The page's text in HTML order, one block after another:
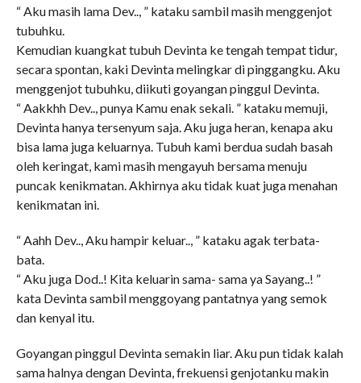
“ Aku masih lama Dev.., ” kataku sambil masih menggenjot
tubuhku.
Kemudian kuangkat tubuh Devinta ke tengah tempat tidur,
secara spontan, kaki Devinta melingkar di pinggangku. Aku
menggenjot tubuhku, diikuti goyangan pinggul Devinta.
“ Aakkhh Dev.., punya Kamu enak sekali. ” kataku memuji,
Devinta hanya tersenyum saja. Aku juga heran, kenapa aku
bisa lama juga keluarnya. Tubuh kami berdua sudah basah
oleh keringat, kami masih mengayuh bersama menuju
puncak kenikmatan. Akhirnya aku tidak kuat juga menahan
kenikmatan ini.
“ Aahh Dev.., Aku hampir keluar.., ” kataku agak terbata-
bata.
“ Aku juga Dod..! Kita keluarin sama- sama ya Sayang..! ”
kata Devinta sambil menggoyang pantatnya yang semok
dan kenyal itu.
Goyangan pinggul Devinta semakin liar. Aku pun tidak kalah
sama halnya dengan Devinta, frekuensi genjotanku makin